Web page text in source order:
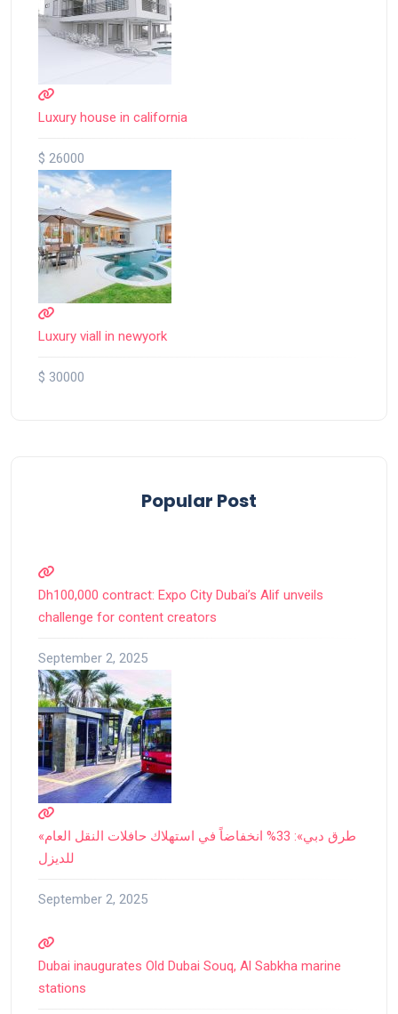
Luxury house in california
$ 26000
Luxury viall in newyork
$ 30000
Popular Post
Dh100,000 contract: Expo City Dubai’s Alif unveils
challenge for content creators
September 2, 2025
«طرق دبي»: 33% انخفاضاً في استهلاك حافلات النقل العام
للديزل
September 2, 2025
Dubai inaugurates Old Dubai Souq, Al Sabkha marine
stations